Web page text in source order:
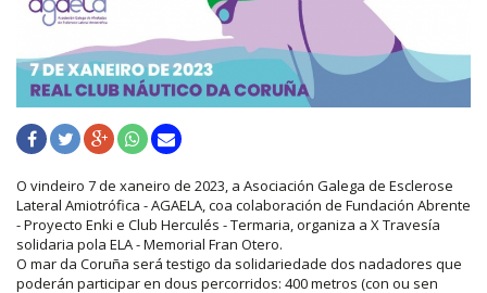
O vindeiro 7 de xaneiro de 2023, a Asociación Galega de Esclerose
Lateral Amiotrófica - AGAELA, coa colaboración de Fundación Abrente
- Proyecto Enki e Club Herculés - Termaria, organiza a X Travesía
solidaria pola ELA - Memorial Fran Otero.
O mar da Coruña será testigo da solidariedade dos nadadores que
poderán participar en dous percorridos: 400 metros (con ou sen